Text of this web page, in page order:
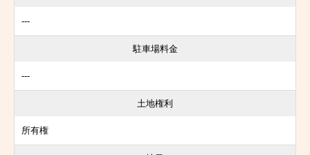
---
駐車場料金
---
土地権利
所有権